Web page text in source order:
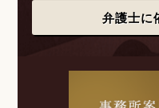
弁護士に